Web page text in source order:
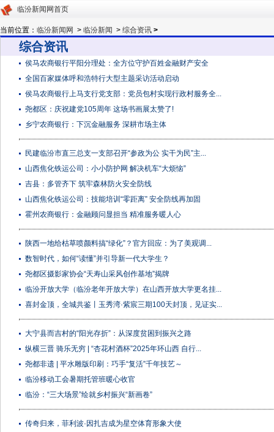
临汾新闻网首页
当前位置： 临汾新闻网 > 临汾新闻 > 综合资讯 >
综合资讯
侯马农商银行平阳分理处：全方位守护百姓金融财产安全
全国百家媒体呼和浩特行大型主题采访活动启动
侯马农商银行上马支行党支部：党员包村实现行政村服务全...
尧都区：庆祝建党105周年 这场书画展太赞了!
乡宁农商银行：下沉金融服务 深耕市场主体
民建临汾市直三总支一支部召开“参政为公 实干为民”主...
山西焦化铁运公司：小小防护网 解决机车“大烦恼”
吉县：多管齐下 筑牢森林防火安全防线
山西焦化铁运公司：技能培训“零距离” 安全防线再加固
霍州农商银行：金融顾问显担当 精准服务暖人心
陕西一地给枯草喷颜料搞“绿化”？官方回应：为了美观调...
数智时代，如何“读懂”并引导新一代大学生？
尧都区摄影家协会“天寿山采风创作基地”揭牌
临汾开放大学（临汾老年开放大学）在山西开放大学更名挂...
喜封金顶，全城共鉴丨玉秀湾·紫宸三期100天封顶，见证实...
大宁县而吉村的“阳光存折”：从深度贫困到振兴之路
纵横三晋 骑乐无穷 | “杏花村酒杯”2025年环山西 自行...
尧都非遗 | 平水雕版印刷：巧手“复活”千年技艺～
临汾移动工会暑期托管班暖心收官
临汾：“三大场景”绘就乡村振兴“新画卷”
传奇归来，菲利波·因扎吉成为星空体育形象大使